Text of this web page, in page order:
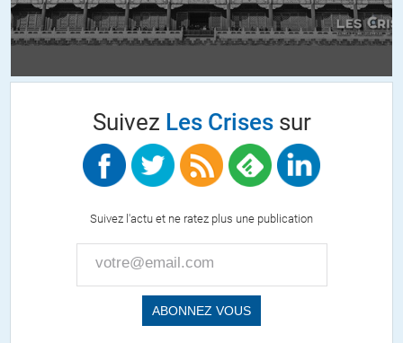
non ?
desintegration complete de l’avion (debris qui vont rapidement
freiner leur vitesse sol sous l’action de la friction) jusqu’a une
relativement intacts) qui fait que l’avion continue de voler.
Il semble que ca se joue a quelques dizaines de kms dans les
envion 15 kms a la minute. Si l’avion continue a « voler » apres
etre touche par un missile (toujours suppose a ce jour),
Suivez Les Crisessur
Suivez l'actu et ne ratez plus une publication